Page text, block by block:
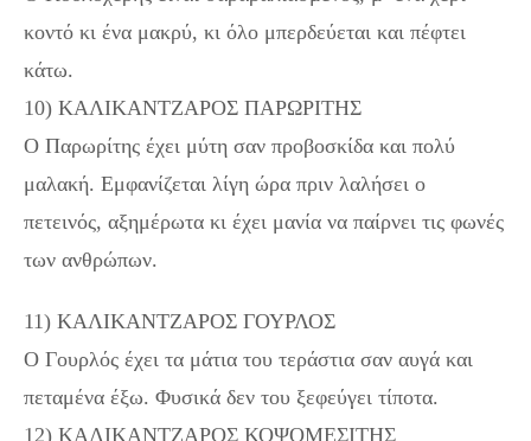
κοντό κι ένα μακρύ, κι όλο μπερδεύεται και πέφτει
κάτω.
10) ΚΑΛΙΚΑΝΤΖΑΡΟΣ ΠΑΡΩΡΙΤΗΣ
Ο Παρωρίτης έχει μύτη σαν προβοσκίδα και πολύ
μαλακή. Εμφανίζεται λίγη ώρα πριν λαλήσει ο
πετεινός, αξημέρωτα κι έχει μανία να παίρνει τις φωνές
των ανθρώπων.
11) ΚΑΛΙΚΑΝΤΖΑΡΟΣ ΓΟΥΡΛΟΣ
Ο Γουρλός έχει τα μάτια του τεράστια σαν αυγά και
πεταμένα έξω. Φυσικά δεν του ξεφεύγει τίποτα.
12) ΚΑΛΙΚΑΝΤΖΑΡΟΣ ΚΟΨΟΜΕΣΙΤΗΣ